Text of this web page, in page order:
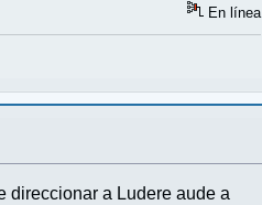
En línea
direccionar a Ludere aude a